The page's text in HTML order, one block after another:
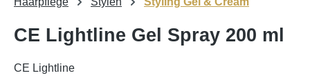
CE Lightline Gel Spray 200 ml
CE Lightline